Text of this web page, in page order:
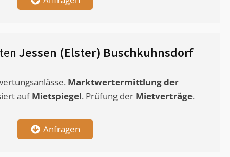
Jessen (Elster) Buschkuhnsdorf
Marktwertermittlungder
aufMietspiegel. Prüfung der Mietverträge.
Anfragen